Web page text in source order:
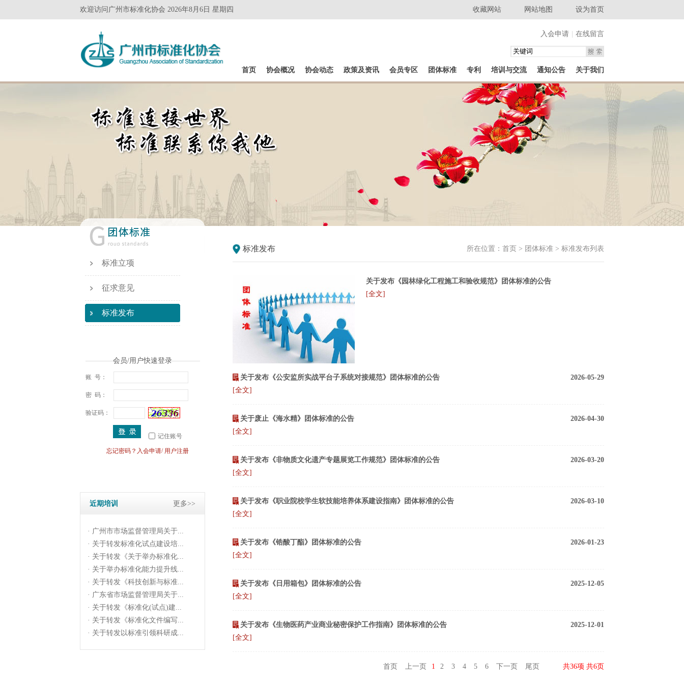
欢迎访问广州市标准化协会 2026年8月6日 星期四 收藏网站 网站地图 设为首页
入会申请 在线留言
首页 协会概况 协会动态 政策及资讯 会员专区 团体标准 专利 培训与交流 通知公告 关于我们
标准立项
征求意见
标准发布
会员/用户快速登录
账 号：
密 码：
验证码：
记住账号
忘记密码？ 入会申请/ 用户注册
更多>>
近期培训
· 关于举办标准化能力提升线...
· 关于转发《标准化文件编写...
· 广州市市场监督管理局关于...
· 关于转发标准化试点建设培...
· 关于转发《关于举办标准化...
· 关于举办标准化能力提升线...
· 关于转发《科技创新与标准...
· 广东省市场监督管理局关于...
· 关于转发《标准化(试点)建...
· 关于转发《标准化文件编写...
· 关于转发以标准引领科研成...
所在位置： 首页 > 团体标准 > 标准发布列表
标准发布
关于发布《园林绿化工程施工和验收规范》团体标准的公告
[全文]
2026-05-29
关于发布《公安监所实战平台子系统对接规范》团体标准的公告
[全文]
2026-04-30
关于废止《海水精》团体标准的公告
[全文]
2026-03-20
关于发布《非物质文化遗产专题展览工作规范》团体标准的公告
[全文]
2026-03-10
关于发布《职业院校学生软技能培养体系建设指南》团体标准的公告
[全文]
2026-01-23
关于发布《锆酸丁酯》团体标准的公告
[全文]
2025-12-05
关于发布《日用箱包》团体标准的公告
[全文]
2025-12-01
关于发布《生物医药产业商业秘密保护工作指南》团体标准的公告
[全文]
首页 上一页 1 2 3 4 5 6 下一页 尾页 共36项 共6页